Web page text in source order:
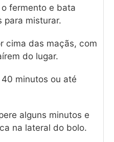
fermento e bata
para misturar.
cima das maçãs, com
do lugar.
minutos ou até
alguns minutos e
na lateral do bolo.